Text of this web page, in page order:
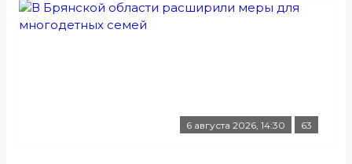
6 августа 2026, 14:30 63